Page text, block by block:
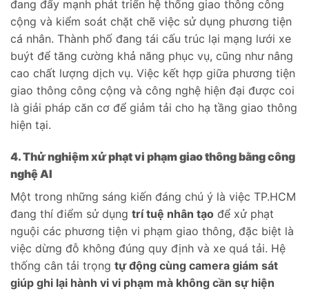
đang đẩy mạnh phát triển hệ thống giao thông công
cộng và kiểm soát chặt chẽ việc sử dụng phương tiện
cá nhân. Thành phố đang tái cấu trúc lại mạng lưới xe
buýt để tăng cường khả năng phục vụ, cũng như nâng
cao chất lượng dịch vụ. Việc kết hợp giữa phương tiện
giao thông công cộng và công nghệ hiện đại được coi
là giải pháp căn cơ để giảm tải cho hạ tầng giao thông
hiện tại.
4. Thử nghiệm xử phạt vi phạm giao thông bằng công
nghệ AI
Một trong những sáng kiến đáng chú ý là việc TP.HCM
đang thí điểm sử dụng trí tuệ nhân tạo để xử phạt
nguội các phương tiện vi phạm giao thông, đặc biệt là
việc dừng đỗ không đúng quy định và xe quá tải. Hệ
thống cân tải trọng tự động cùng camera giám sát
giúp ghi lại hành vi vi phạm mà không cần sự hiện